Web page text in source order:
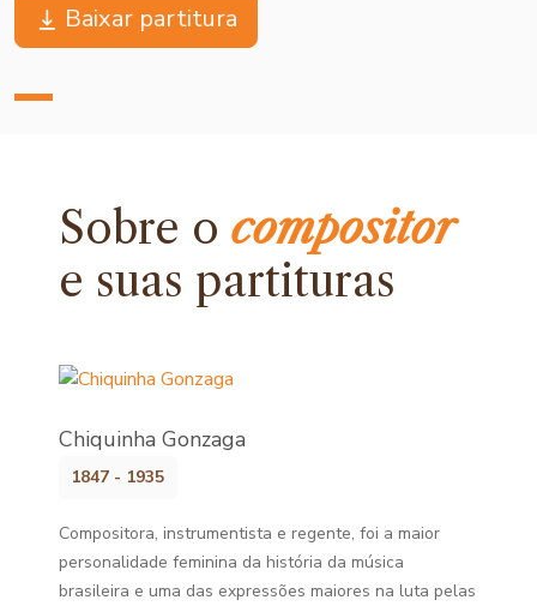
Baixar partitura
Sobre ocompositor
e suas partituras
Chiquinha Gonzaga
1847 - 1935
Compositora, instrumentista e regente, foi a maior
personalidade feminina da história da música
brasileira e uma das expressões maiores na luta pelas